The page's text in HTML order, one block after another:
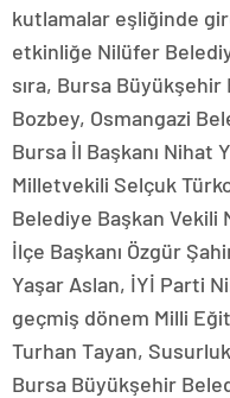
kutlamalar eşliğinde
etkinliğe Nilüfer
sıra, Bursa
Bozbey, Osmangazi
Bursa İl Başkanı Nihat
Milletvekili Selçuk
Belediye Başkan Vekili
İlçe Başkanı Özgür
Yaşar Aslan, İYİ Parti
geçmiş dönem Milli
Turhan Tayan,
Bursa Büyükşehir